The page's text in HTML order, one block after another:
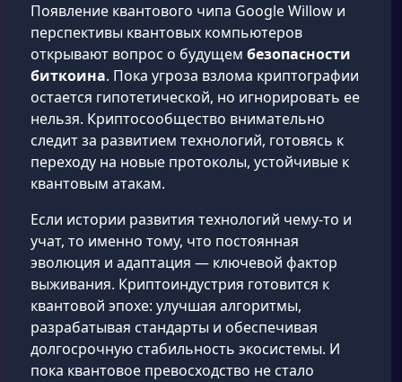
Появление квантового чипа Google Willow и
перспективы квантовых компьютеров
открывают вопрос о будущем безопасности
биткоина. Пока угроза взлома криптографии
остается гипотетической, но игнорировать ее
нельзя. Криптосообщество внимательно
следит за развитием технологий, готовясь к
переходу на новые протоколы, устойчивые к
квантовым атакам.
Если истории развития технологий чему-то и
учат, то именно тому, что постоянная
эволюция и адаптация — ключевой фактор
выживания. Криптоиндустрия готовится к
квантовой эпохе: улучшая алгоритмы,
разрабатывая стандарты и обеспечивая
долгосрочную стабильность экосистемы. И
пока квантовое превосходство не стало